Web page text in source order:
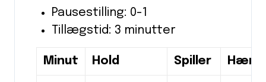
Pausestilling: 0-1
Tillægstid: 3 minutter
Minut Hold Spiller